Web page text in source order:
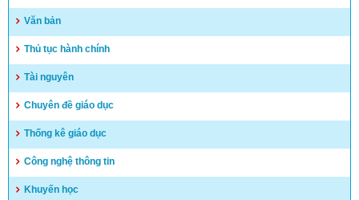
(24/02/2025)
Văn bản
Thủ tục hành chính
Tài nguyên
Chuyên đề giáo dục
Thống kê giáo dục
Công nghệ thông tin
Khuyến học